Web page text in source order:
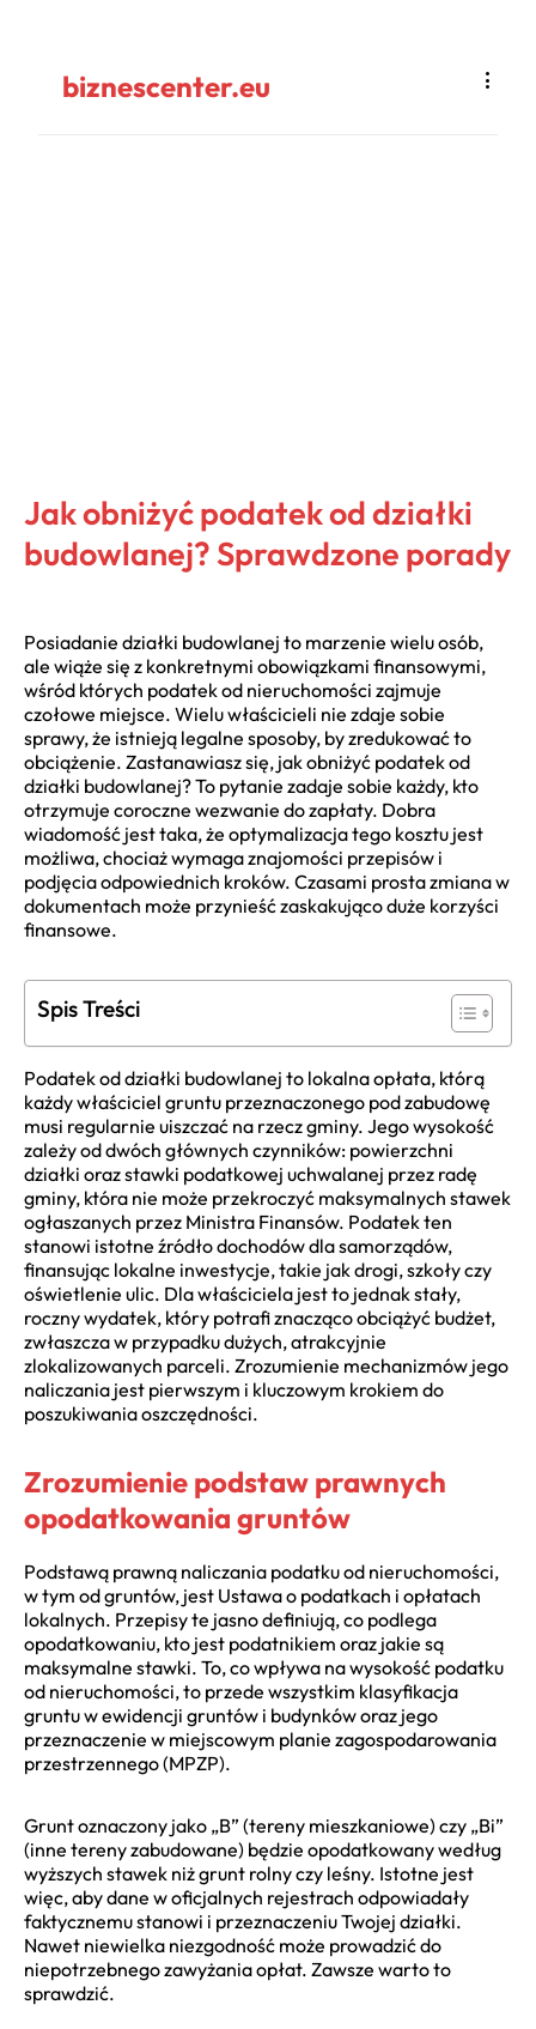
biznescenter.eu
Jak obniżyć podatek od działki
budowlanej? Sprawdzone porady
Posiadanie działki budowlanej to marzenie wielu osób,
ale wiąże się z konkretnymi obowiązkami finansowymi,
wśród których podatek od nieruchomości zajmuje
czołowe miejsce. Wielu właścicieli nie zdaje sobie
sprawy, że istnieją legalne sposoby, by zredukować to
obciążenie. Zastanawiasz się, jak obniżyć podatek od
działki budowlanej? To pytanie zadaje sobie każdy, kto
otrzymuje coroczne wezwanie do zapłaty. Dobra
wiadomość jest taka, że optymalizacja tego kosztu jest
możliwa, chociaż wymaga znajomości przepisów i
podjęcia odpowiednich kroków. Czasami prosta zmiana w
dokumentach może przynieść zaskakująco duże korzyści
finansowe.
Spis Treści
Podatek od działki budowlanej to lokalna opłata, którą
każdy właściciel gruntu przeznaczonego pod zabudowę
musi regularnie uiszczać na rzecz gminy. Jego wysokość
zależy od dwóch głównych czynników: powierzchni
działki oraz stawki podatkowej uchwalanej przez radę
gminy, która nie może przekroczyć maksymalnych stawek
ogłaszanych przez Ministra Finansów. Podatek ten
stanowi istotne źródło dochodów dla samorządów,
finansując lokalne inwestycje, takie jak drogi, szkoły czy
oświetlenie ulic. Dla właściciela jest to jednak stały,
roczny wydatek, który potrafi znacząco obciążyć budżet,
zwłaszcza w przypadku dużych, atrakcyjnie
zlokalizowanych parceli. Zrozumienie mechanizmów jego
naliczania jest pierwszym i kluczowym krokiem do
poszukiwania oszczędności.
Zrozumienie podstaw prawnych
opodatkowania gruntów
Podstawą prawną naliczania podatku od nieruchomości,
w tym od gruntów, jest Ustawa o podatkach i opłatach
lokalnych. Przepisy te jasno definiują, co podlega
opodatkowaniu, kto jest podatnikiem oraz jakie są
maksymalne stawki. To, co wpływa na wysokość podatku
od nieruchomości, to przede wszystkim klasyfikacja
gruntu w ewidencji gruntów i budynków oraz jego
przeznaczenie w miejscowym planie zagospodarowania
przestrzennego (MPZP).
Grunt oznaczony jako „B” (tereny mieszkaniowe) czy „Bi”
(inne tereny zabudowane) będzie opodatkowany według
wyższych stawek niż grunt rolny czy leśny. Istotne jest
więc, aby dane w oficjalnych rejestrach odpowiadały
faktycznemu stanowi i przeznaczeniu Twojej działki.
Nawet niewielka niezgodność może prowadzić do
niepotrzebnego zawyżania opłat. Zawsze warto to
sprawdzić.